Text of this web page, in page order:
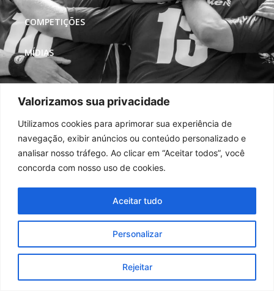
Valorizamos sua privacidade
Utilizamos cookies para aprimorar sua experiência de
navegação, exibir anúncios ou conteúdo personalizado e
analisar nosso tráfego. Ao clicar em “Aceitar todos”, você
concorda com nosso uso de cookies.
Personalizar
Rejeitar
Aceitar tudo
COMPETIÇÕES
MÍDIAS